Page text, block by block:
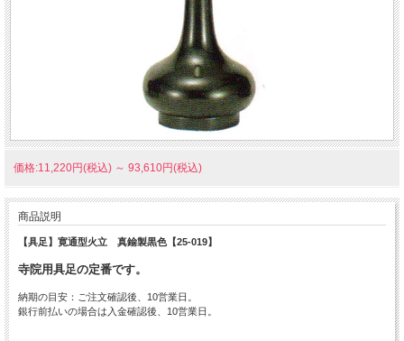
価格:11,220円(税込) ～ 93,610円(税込)
商品説明
【具足】寛通型火立 真鍮製黒色【25-019】
寺院用具足の定番です。
納期の目安：ご注文確認後、10営業日。
銀行前払いの場合は入金確認後、10営業日。